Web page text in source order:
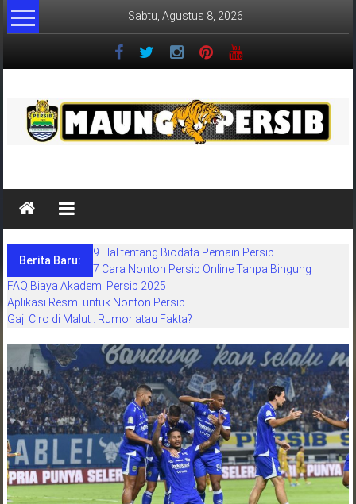
Lompat
ke
Sabtu, Agustus 8, 2026
Maung
Persib
situs
berita
khusus
sepakbola
bandung
jawa
barat
indonesia
Berita Baru:
9 Hal tentang Biodata Pemain Persib
7 Cara Nonton Persib Online Tanpa Bingung
FAQ Biaya Akademi Persib 2025
Aplikasi Resmi untuk Nonton Persib
Gaji Ciro di Malut : Rumor atau Fakta?